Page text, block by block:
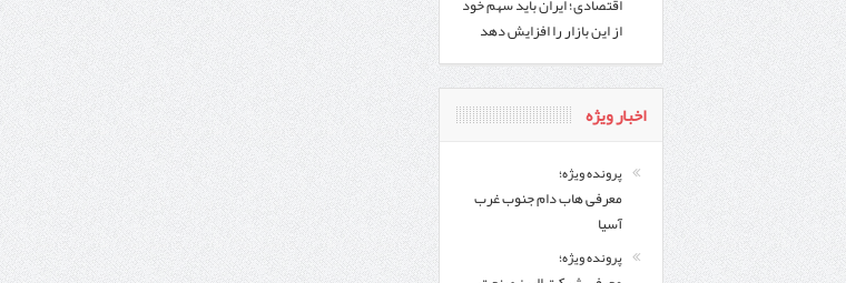
از این بازار را افزایش دهد
اخبار ویژه
پرونده ویژه؛
معرفی هاب دام جنوب غرب
آسیا
پرونده ویژه؛